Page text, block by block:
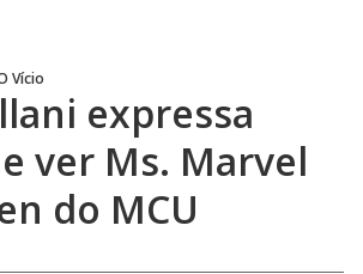
Vício
expressa
ver Ms. Marvel
do MCU